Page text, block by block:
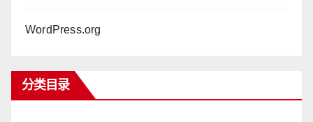
WordPress.org
分类目录